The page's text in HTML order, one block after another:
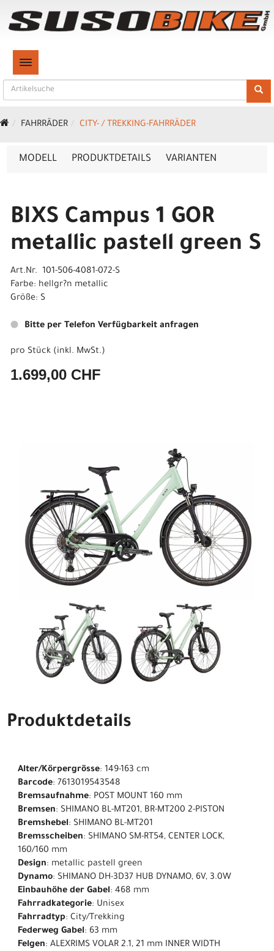
TOGGLE NAVIGATION
FAHRRÄDER CITY- / TREKKING-FAHRRÄDER
MODELL PRODUKTDETAILS VARIANTEN
BIXS Campus 1 GOR
metallic pastell green S
Art.Nr. 101-506-4081-072-S
Farbe: hellgr?n metallic
Größe: S
Bitte per Telefon Verfügbarkeit anfragen
pro Stück (inkl. MwSt.)
1.699,00 CHF
Produktdetails
Alter/Körpergrösse: 149-163 cm
Barcode: 7613019543548
Bremsaufnahme: POST MOUNT 160 mm
Bremsen: SHIMANO BL-MT201, BR-MT200 2-PISTON
Bremshebel: SHIMANO BL-MT201
Bremsscheiben: SHIMANO SM-RT54, CENTER LOCK,
160/160 mm
Design: metallic pastell green
Dynamo: SHIMANO DH-3D37 HUB DYNAMO, 6V, 3.0W
Einbauhöhe der Gabel: 468 mm
Fahrradkategorie: Unisex
Fahrradtyp: City/Trekking
Federweg Gabel: 63 mm
Felgen: ALEXRIMS VOLAR 2.1, 21 mm INNER WIDTH